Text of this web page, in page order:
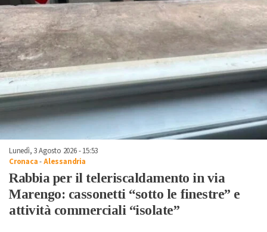
Lunedì, 3 Agosto 2026 - 15:53
Cronaca-Alessandria
Rabbia per il teleriscaldamento in via
Marengo: cassonetti “sotto le finestre” e
attività commerciali “isolate”